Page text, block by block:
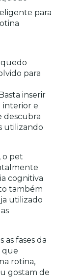
para
para
inserir
interior e
descubra
utilizando
o pet
cognitiva
também
utilizado
as fases da
que
rotina,
gostam de